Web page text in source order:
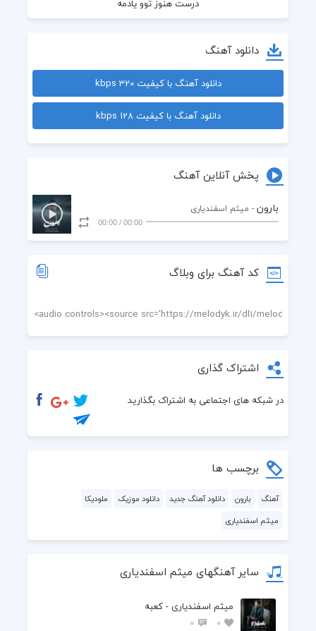
کی جز خودت می‌دونه
یکی‌و ببینم توی رویام
دانلود آهنگ
دانلود آهنگ با کیفیت 320 kbps
دانلود آهنگ با کیفیت 128 kbps
پخش آنلاین آهنگ
بارون - میثم اسفندیاری
00:00
/
00:00
کد آهنگ برای وبلاگ
اشتراک گذاری
در شبکه های اجتماعی به اشتراک بگذارید
برچسب ها
آهنگ بارون دانلود آهنگ جدید دانلود موزیک
ملودیکا
میثم اسفندیاری
سایر آهنگهای میثم اسفندیاری
میثم اسفندیاری - کعبه
0
0